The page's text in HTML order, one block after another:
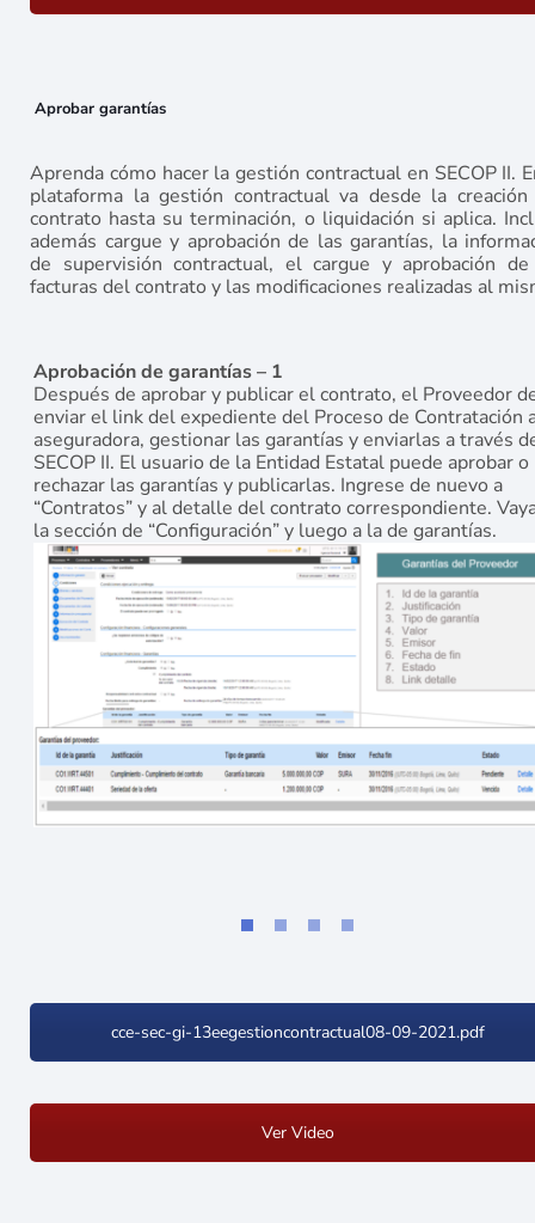
Aprobar garantías
Aprenda cómo hacer la gestión contractual en SECOP II.
plataforma la gestión contractual va desde la
contrato hasta su terminación, o liquidación si aplica.
además cargue y aprobación de las garantías, la
de supervisión contractual, el cargue y aprobación
facturas del contrato y las modificaciones realizadas al
Aprobación de garantías – 1
Después de aprobar y publicar el contrato, el Proveedor
enviar el link del expediente del Proceso de Contratación
aseguradora, gestionar las garantías y enviarlas a través
SECOP II. El usuario de la Entidad Estatal puede aprobar o
rechazar las garantías y publicarlas. Ingrese de nuevo a
“Contratos” y al detalle del contrato correspondiente.
la sección de “Configuración” y luego a la de garantías.
cce-sec-gi-13eegestioncontractual08-09-2021.pdf
Ver Video